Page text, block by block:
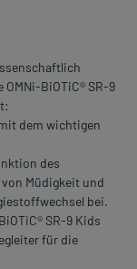
BiOTiC® SR-9
dem wichtigen
des
Müdigkeit und
bei.
SR-9 Kids
für die